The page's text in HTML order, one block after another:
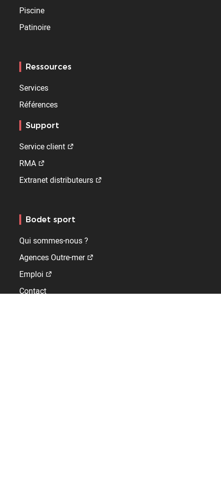
Piscine
Patinoire
Ressources
Services
Références
Support
Service client
RMA
Extranet distributeurs
Bodet sport
Qui sommes-nous ?
Agences Outre-mer
Emploi
Contact